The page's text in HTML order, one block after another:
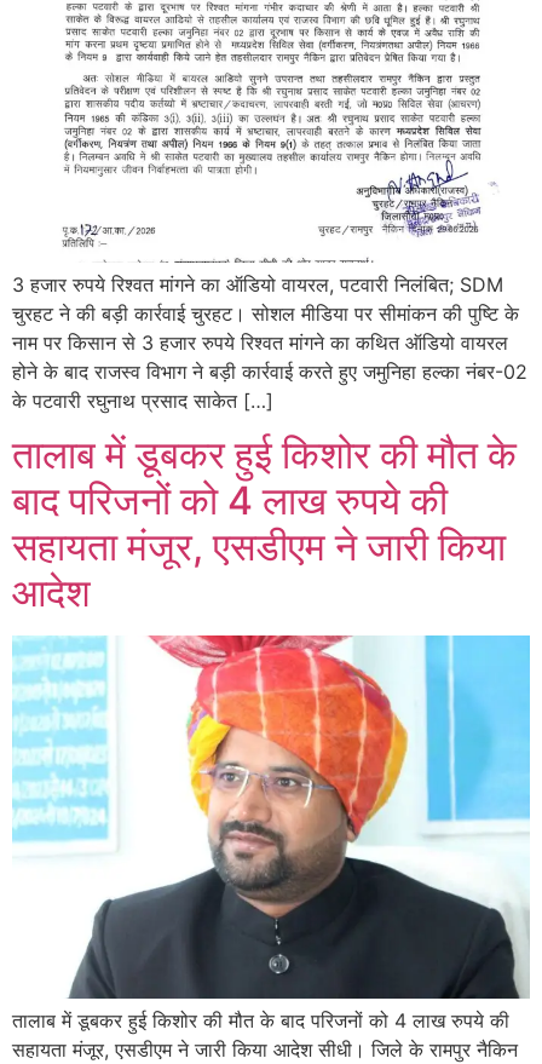
3 हजार रुपये रिश्वत मांगने का ऑडियो वायरल, पटवारी निलंबित; SDM
चुरहट ने की बड़ी कार्रवाई चुरहट। सोशल मीडिया पर सीमांकन की पुष्टि के
नाम पर किसान से 3 हजार रुपये रिश्वत मांगने का कथित ऑडियो वायरल
होने के बाद राजस्व विभाग ने बड़ी कार्रवाई करते हुए जमुनिहा हल्का नंबर-02
के पटवारी रघुनाथ प्रसाद साकेत […]
तालाब में डूबकर हुई किशोर की मौत के
बाद परिजनों को 4 लाख रुपये की
सहायता मंजूर, एसडीएम ने जारी किया
आदेश
तालाब में डूबकर हुई किशोर की मौत के बाद परिजनों को 4 लाख रुपये की
सहायता मंजूर, एसडीएम ने जारी किया आदेश सीधी। जिले के रामपुर नैकिन